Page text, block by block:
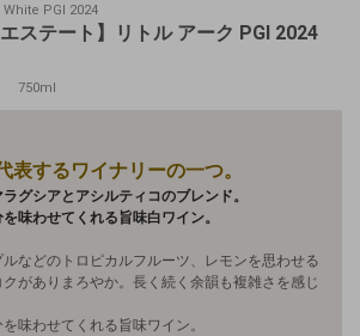
PGI 2024
ステート】リトル アーク PGI 2024
750ml
表するワイナリーの一つ。
グシアとアシルティコのブレンド。
味わせてくれる旨味白ワイン。
などのトロピカルフルーツ、レモンを思わせる
がありまろやか。長く続く余韻も複雑さを感じ
味わせてくれる旨味ワイン。